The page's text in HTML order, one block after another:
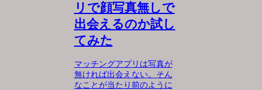
リで顔写真無しで
出会えるのか試し
てみた
マッチングアプリは写真が
無ければ出会えない。そん
なことが当たり前のように